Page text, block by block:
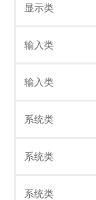
显示类
输入类
输入类
系统类
系统类
系统类